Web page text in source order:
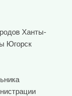
Ханты-
Югорск